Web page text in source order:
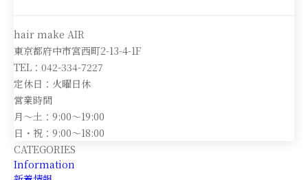
hair make AIR
東京都府中市宮西町2-13-4-1F
TEL：042-334-7227
定休日：火曜日休
営業時間
月～土：9:00～19:00
日・祝：9:00～18:00
CATEGORIES
Information